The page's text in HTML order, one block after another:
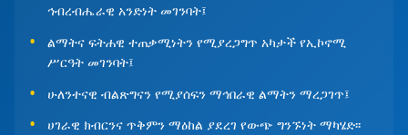
ኅብረብሔራዊ አንድነት መገንባት፤
ልማትና ፍትሐዊ ተጠቃሚነትን የሚያረጋግጥ አካታች የኢኮኖሚ
ሥርዓት መገንባት፤
ሁለንተናዊ ብልጽግናን የሚያሰፍን ማኅበራዊ ልማትን ማረጋገጥ፤
ሀገራዊ ክብርንና ጥቅምን ማዕከል ያደረገ የውጭ ግንኙነት ማካሄድ፡፡